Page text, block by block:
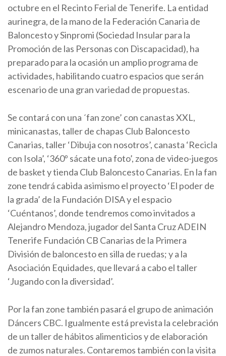
octubre en el Recinto Ferial de Tenerife. La entidad
aurinegra, de la mano de la Federación Canaria de
Baloncesto y Sinpromi (Sociedad Insular para la
Promoción de las Personas con Discapacidad), ha
preparado para la ocasión un amplio programa de
actividades, habilitando cuatro espacios que serán
escenario de una gran variedad de propuestas.
Se contará con una ´fan zone’ con canastas XXL,
minicanastas, taller de chapas Club Baloncesto
Canarias, taller ‘Dibuja con nosotros’, canasta ‘Recicla
con Isola’, ‘360º sácate una foto’, zona de video-juegos
de basket y tienda Club Baloncesto Canarias. En la fan
zone tendrá cabida asimismo el proyecto ‘El poder de
la grada’ de la Fundación DISA y el espacio
‘Cuéntanos’, donde tendremos como invitados a
Alejandro Mendoza, jugador del Santa Cruz ADEIN
Tenerife Fundación CB Canarias de la Primera
División de baloncesto en silla de ruedas; y a la
Asociación Equidades, que llevará a cabo el taller
‘Jugando con la diversidad’.
Por la fan zone también pasará el grupo de animación
Dáncers CBC. Igualmente está prevista la celebración
de un taller de hábitos alimenticios y de elaboración
de zumos naturales. Contaremos también con la visita